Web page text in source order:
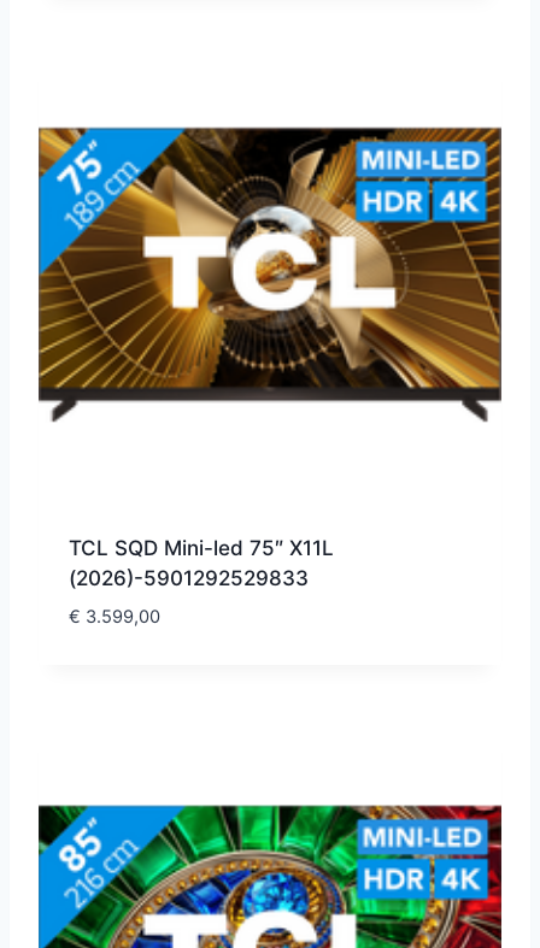
TCL SQD Mini-led 75″ X11L
(2026)-5901292529833
€ 3.599,00